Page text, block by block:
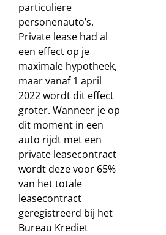
particuliere
personenauto’s.
Private lease had al
een effect op je
maximale hypotheek,
maar vanaf 1 april
2022 wordt dit effect
groter. Wanneer je op
dit moment in een
auto rijdt met een
private leasecontract
wordt deze voor 65%
van het totale
leasecontract
geregistreerd bij het
Bureau Krediet